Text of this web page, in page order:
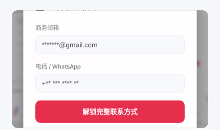
商务邮箱
电话 / WhatsApp
解锁完整联系方式